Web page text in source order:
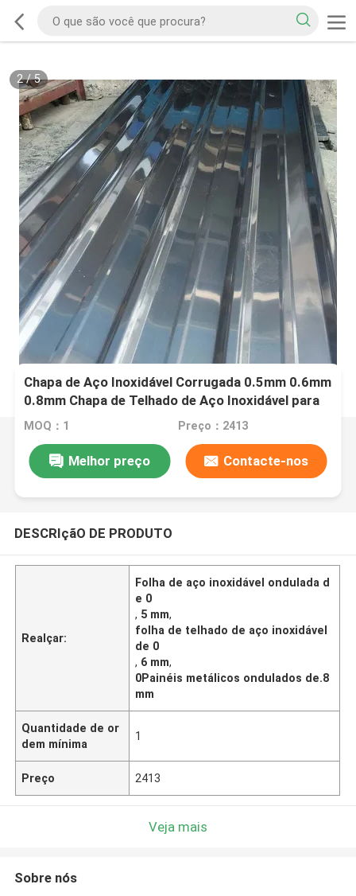
2/5
Chapa de Aço Inoxidável Corrugada 0.5mm 0.6mm
0.8mm Chapa de Telhado de Aço Inoxidável para
Resistência às Intempéries
MOQ：1 Preço：2413
Melhor preço Contacte-nos
DESCRIçãO DE PRODUTO
Realçar:
Folha de aço inoxidável ondulada d
e 0
, 5 mm,
folha de telhado de aço inoxidável
de 0
, 6 mm,
0Painéis metálicos ondulados de.8
mm
Quantidade de or
dem mínima
1
Preço 2413
Veja mais
Sobre nós